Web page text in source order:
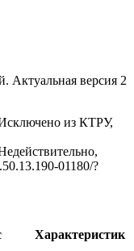
Актуальная версия 2
из КТРУ,
01180/?
Характеристик